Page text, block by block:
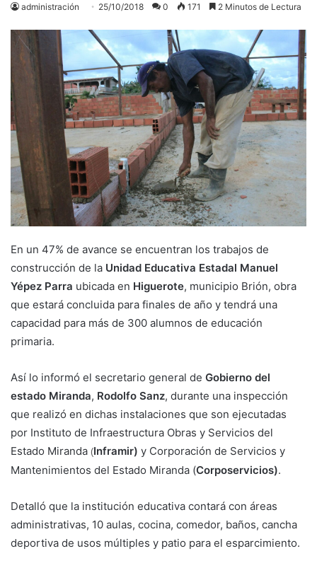
administración 25/10/2018 0 171 2 Minutos de Lectura
En un 47% de avance se encuentran los trabajos de
construcción de la Unidad Educativa Estadal Manuel
Yépez Parra ubicada en Higuerote, municipio Brión, obra
que estará concluida para finales de año y tendrá una
capacidad para más de 300 alumnos de educación
primaria.
Así lo informó el secretario general de Gobierno del
estado Miranda, Rodolfo Sanz, durante una inspección
que realizó en dichas instalaciones que son ejecutadas
por Instituto de Infraestructura Obras y Servicios del
Estado Miranda (Inframir) y Corporación de Servicios y
Mantenimientos del Estado Miranda (Corposervicios).
Detalló que la institución educativa contará con áreas
administrativas, 10 aulas, cocina, comedor, baños, cancha
deportiva de usos múltiples y patio para el esparcimiento.